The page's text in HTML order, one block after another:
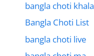
bangla choti khala
Bangla Choti List
bangla choti live